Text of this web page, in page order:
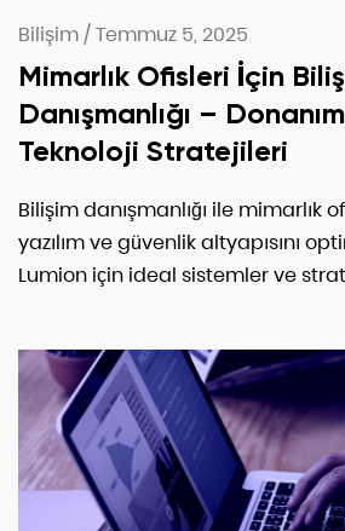
Bilişim/Temmuz 5, 2025
Mimarlık Ofisleri İçin
Danışmanlığı –
Teknoloji Stratejileri
Bilişim danışmanlığı ile mimarlık
yazılım ve güvenlik altyapısını
Lumion için ideal sistemler ve